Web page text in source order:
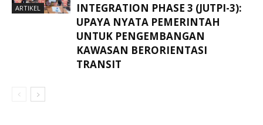
ARTIKEL
INTEGRATION PHASE 3 (JUTPI-3):
UPAYA NYATA PEMERINTAH
UNTUK PENGEMBANGAN
KAWASAN BERORIENTASI
TRANSIT